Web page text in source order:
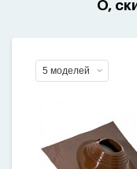
О,
5 моделей